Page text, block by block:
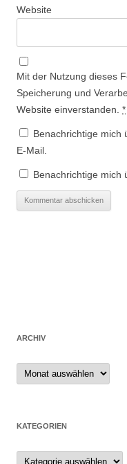
Website
Mit der Nutzung dieses
Speicherung und
Website einverstanden. *
Benachrichtige mich
E-Mail.
Benachrichtige mich
ARCHIV
Archiv
KATEGORIEN
Kategorien